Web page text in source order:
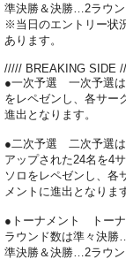
準決勝＆決勝…2ラウ
※当日のエントリー状
あります。
///// BREAKING SIDE
●一次予選 一次予選は
をレペゼンし、各サー
進出となります。
●二次予選 二次予選は
アップされた24名を4
ソロをレペゼンし、各
メントに進出となりま
●トーナメント トーナ
ラウンド数は準々決勝
準決勝＆決勝…2ラウ